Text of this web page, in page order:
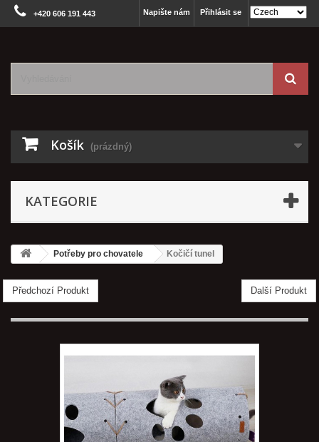
Přihlásit se
Napište nám
+420 606 191 443
Košík (prázdný)
KATEGORIE
Potřeby pro chovatele Kočičí tunel
Předchozí Produkt Další Produkt